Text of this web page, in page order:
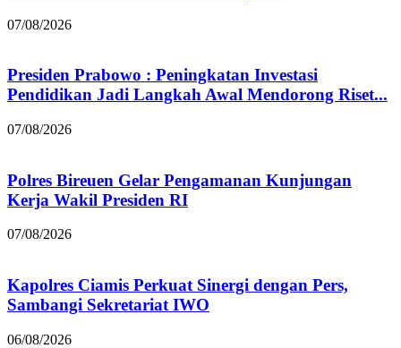
07/08/2026
Presiden Prabowo : Peningkatan Investasi
Pendidikan Jadi Langkah Awal Mendorong Riset...
07/08/2026
Polres Bireuen Gelar Pengamanan Kunjungan
Kerja Wakil Presiden RI
07/08/2026
Kapolres Ciamis Perkuat Sinergi dengan Pers,
Sambangi Sekretariat IWO
06/08/2026